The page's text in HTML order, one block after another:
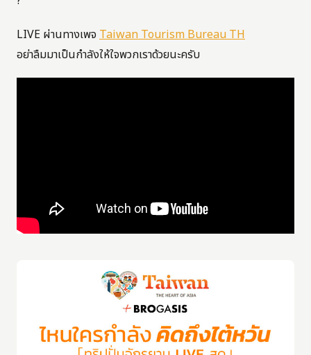
LIVE ผ่านทางเพจ Taiwan Tourism Bureau TH
อย่าลืมมาเป็นกำลังให้ใจพวกเราด้วยนะครับ